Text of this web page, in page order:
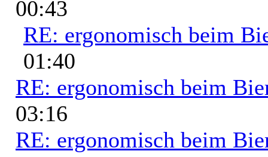
00:43
RE: ergonomisch beim
01:40
RE: ergonomisch beim
03:16
RE: ergonomisch beim